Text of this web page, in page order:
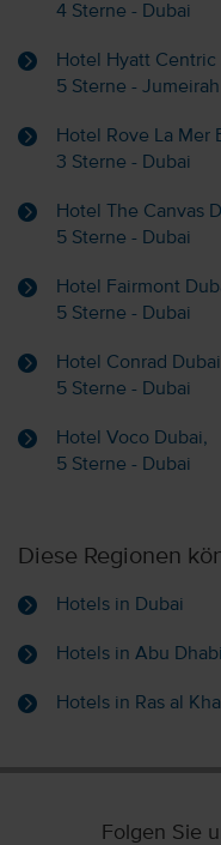
4 Sterne - Dubai
Hotel Hyatt
5 Sterne -
Hotel Rove La Mer
3 Sterne - Dubai
Hotel The Canvas
5 Sterne - Dubai
Hotel Fairmont
5 Sterne - Dubai
Hotel Conrad
5 Sterne - Dubai
Hotel Voco Dubai,
5 Sterne - Dubai
Diese Regionen
Hotels in Dubai
Hotels in Abu Dhabi
Hotels in Ras al
Folgen Sie